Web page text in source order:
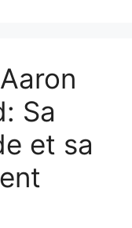
Sa
et sa